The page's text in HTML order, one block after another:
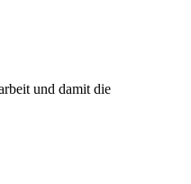
und damit die